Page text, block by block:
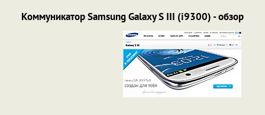
Коммуникатор Samsung Galaxy S III (i9300) - обзор